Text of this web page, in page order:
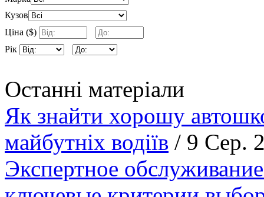
Кузов
Ціна ($)
Рік
Останні матеріали
Як знайти хорошу
майбутніх водіїв / 9 Сер.
Экспертное